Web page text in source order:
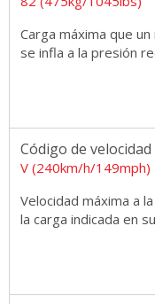
Carga máxima que
se infla a la presión
Código de velocidad
V (240km/h/149mph)
Velocidad máxima a
la carga indicada en